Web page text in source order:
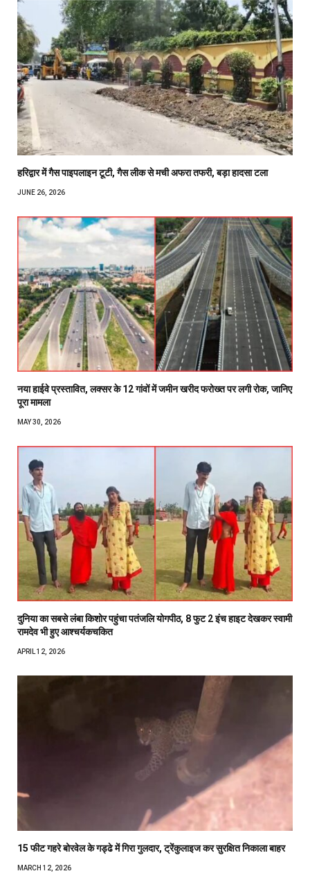
हरिद्वार में गैस पाइपलाइन टूटी, गैस लीक से मची अफरा तफरी, बड़ा हादसा टला
JUNE 26, 2026
नया हाईवे प्रस्तावित, लक्सर के 12 गांवों में जमीन खरीद फरोख्त पर लगी रोक, जानिए
पूरा मामला
MAY 30, 2026
दुनिया का सबसे लंबा किशोर पहुंचा पतंजलि योगपीठ, 8 फुट 2 इंच हाइट देखकर स्वामी
रामदेव भी हुए आश्चर्यकचकित
APRIL 12, 2026
15 फीट गहरे बोरवेल के गड्ढे में गिरा गुलदार, ट्रेंकुलाइज कर सुरक्षित निकाला बाहर
MARCH 12, 2026